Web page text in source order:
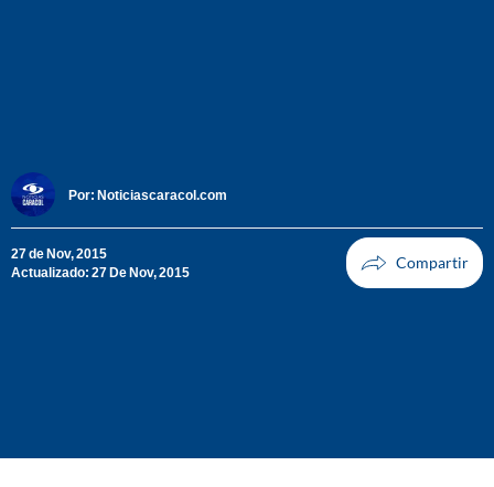
Por: Noticiascaracol.com
27 de Nov, 2015
Actualizado: 27 De Nov, 2015